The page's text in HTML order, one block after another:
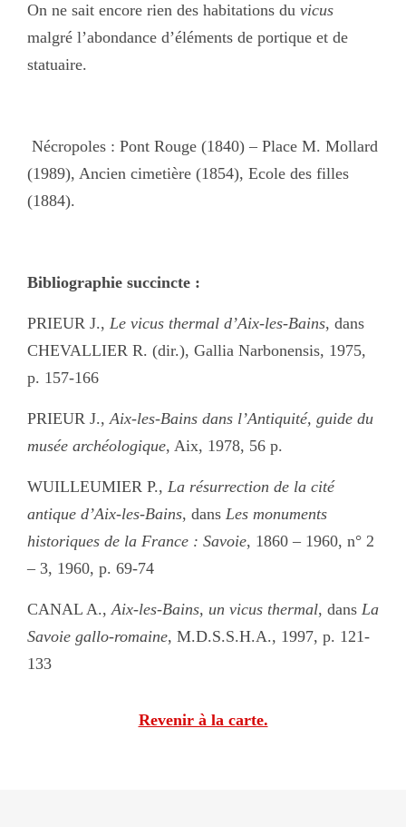
On ne sait encore rien des habitations du vicus
malgré l’abondance d’éléments de portique et de
statuaire.
Nécropoles : Pont Rouge (1840) – Place M. Mollard
(1989), Ancien cimetière (1854), Ecole des filles
(1884).
Bibliographie succincte :
PRIEUR J., Le vicus thermal d’Aix-les-Bains, dans
CHEVALLIER R. (dir.), Gallia Narbonensis, 1975,
p. 157-166
PRIEUR J.,Aix-les-Bains dans l’Antiquité, guide du
musée archéologique, Aix, 1978, 56 p.
WUILLEUMIER P., La résurrection de la cité
antique d’Aix-les-Bains, dans Les monuments
historiques de la France : Savoie, 1860 – 1960, n° 2
– 3, 1960, p. 69-74
CANAL A.,Aix-les-Bains, un vicus thermal, dans La
Savoie gallo-romaine, M.D.S.S.H.A., 1997, p. 121-
133
Revenir à la carte.